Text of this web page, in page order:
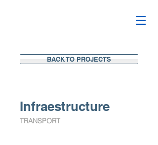
BACK TO PROJECTS
Infraestructure
TRANSPORT